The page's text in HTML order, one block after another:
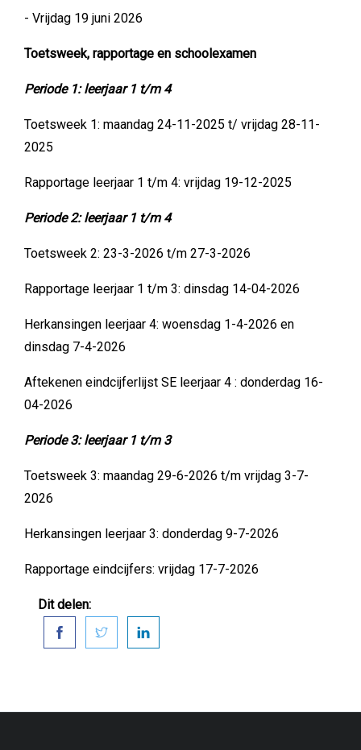
- Vrijdag 19 juni 2026
Toetsweek, rapportage en schoolexamen
Periode 1: leerjaar 1 t/m 4
Toetsweek 1: maandag 24-11-2025 t/ vrijdag 28-11-
2025
Rapportage leerjaar 1 t/m 4: vrijdag 19-12-2025
Periode 2: leerjaar 1 t/m 4
Toetsweek 2: 23-3-2026 t/m 27-3-2026
Rapportage leerjaar 1 t/m 3: dinsdag 14-04-2026
Herkansingen leerjaar 4: woensdag 1-4-2026 en
dinsdag 7-4-2026
Aftekenen eindcijferlijst SE leerjaar 4 : donderdag 16-
04-2026
Periode 3: leerjaar 1 t/m 3
Toetsweek 3: maandag 29-6-2026 t/m vrijdag 3-7-
2026
Herkansingen leerjaar 3: donderdag 9-7-2026
Rapportage eindcijfers: vrijdag 17-7-2026
Dit delen: